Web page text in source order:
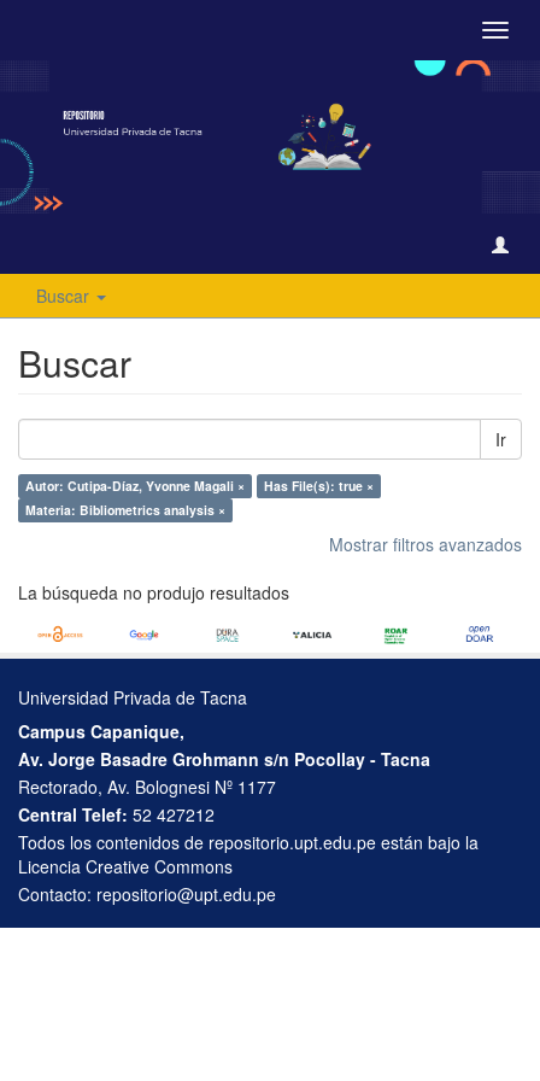
Buscar
Buscar
Ir
Autor: Cutipa-Díaz, Yvonne Magali ×
Has File(s): true ×
Materia: Bibliometrics analysis ×
Mostrar filtros avanzados
La búsqueda no produjo resultados
Universidad Privada de Tacna
Campus Capanique,
Av. Jorge Basadre Grohmann s/n Pocollay - Tacna
Rectorado, Av. Bolognesi Nº 1177
Central Telef: 52 427212
Todos los contenidos de repositorio.upt.edu.pe están bajo la
Licencia Creative Commons
Contacto: repositorio@upt.edu.pe